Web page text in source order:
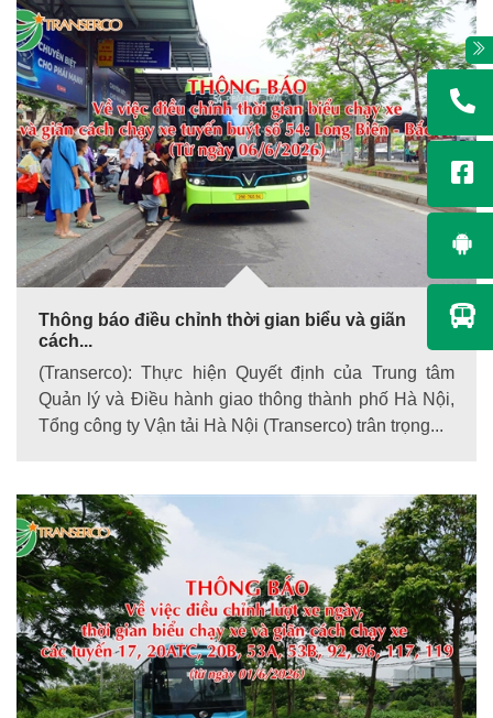
Thông báo điều chỉnh thời gian biểu và giãn
cách...
(Transerco): Thực hiện Quyết định của Trung tâm
Quản lý và Điều hành giao thông thành phố Hà Nội,
Tổng công ty Vận tải Hà Nội (Transerco) trân trọng...